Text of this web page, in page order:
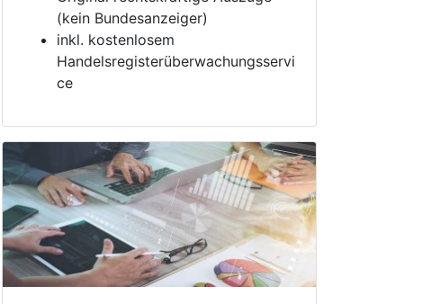
(kein Bundesanzeiger)
inkl. kostenlosem
Handelsregisterüberwachungsservi
ce